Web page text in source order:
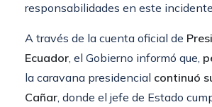
responsabilidades en este
A través de la cuenta oficial de
Ecuador, el Gobierno informó que,
la caravana presidencial continuó
Cañar, donde el jefe de Estado